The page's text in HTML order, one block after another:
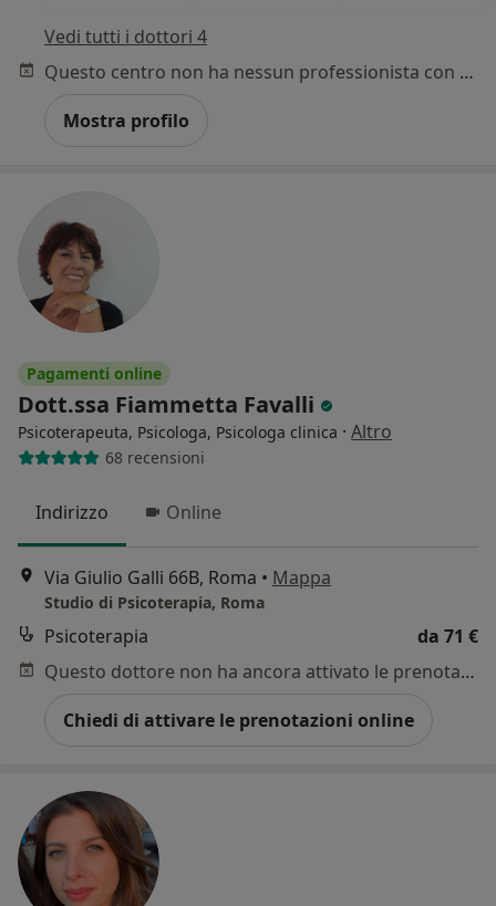
Vedi tutti i dottori 4
Questo centro non ha nessun professionista con date disponibili
Mostra profilo
Pagamenti online
Dott.ssa Fiammetta Favalli
Psicoterapeuta, Psicologa, Psicologa clinica · Altro
68 recensioni
Indirizzo Online
Via Giulio Galli 66B, Roma • Mappa
Studio di Psicoterapia, Roma
Psicoterapia
da 71 €
Questo dottore non ha ancora attivato le prenotazioni online presso questo indirizzo.
Chiedi di attivare le prenotazioni online